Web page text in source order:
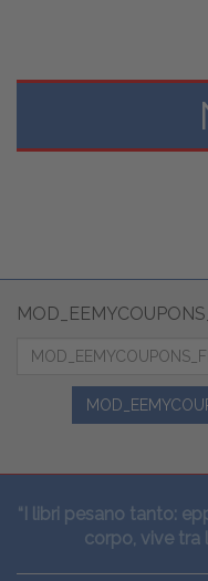
“I libri pesano tanto:
corpo, vive tra